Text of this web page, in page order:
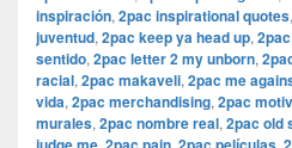
inspiración, 2pac inspirational quotes,
juventud, 2pac keep ya head up,
sentido, 2pac letter 2 my unborn,
racial, 2pac makaveli, 2pac me
vida, 2pac merchandising, 2pac
murales, 2pac nombre real, 2pac old